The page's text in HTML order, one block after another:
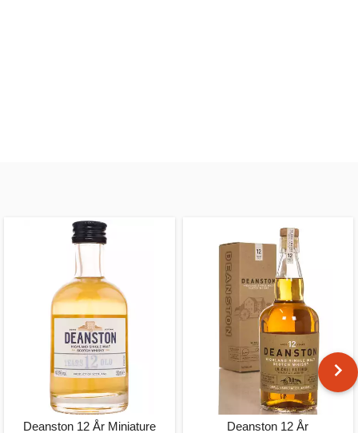
Deanston 12 År Miniature Deanston 12 År